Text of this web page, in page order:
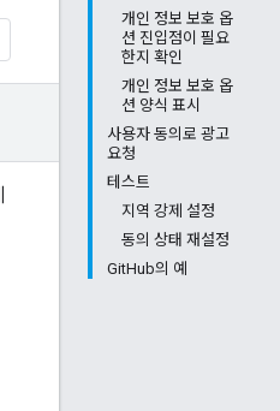
개인 정보 보호 옵
션 진입점이 필요
한지 확인
개인 정보 보호 옵
션 양식 표시
사용자 동의로 광고
요청
테스트
지역 강제 설정
동의 상태 재설정
GitHub의 예